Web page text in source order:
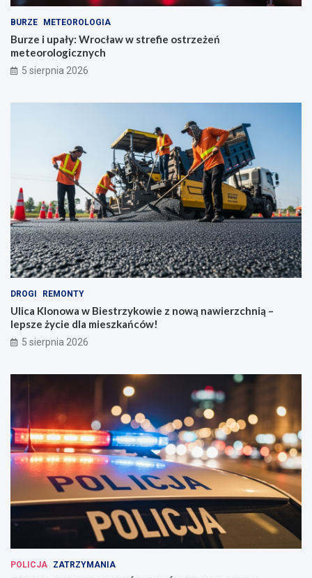
BURZE METEOROLOGIA
Burze i upały: Wrocław w strefie ostrzeżeń
meteorologicznych
5 sierpnia 2026
DROGI REMONTY
Ulica Klonowa w Biestrzykowie z nową nawierzchnią –
lepsze życie dla mieszkańców!
5 sierpnia 2026
POLICJA ZATRZYMANIA